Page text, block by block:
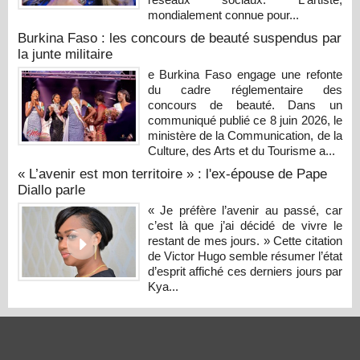
mondialement connue pour...
Burkina Faso : les concours de beauté suspendus par
la junte militaire
e Burkina Faso engage une refonte
du cadre réglementaire des
concours de beauté. Dans un
communiqué publié ce 8 juin 2026, le
ministère de la Communication, de la
Culture, des Arts et du Tourisme a...
« L’avenir est mon territoire » : l'ex-épouse de Pape
Diallo parle
« Je préfère l’avenir au passé, car
c’est là que j’ai décidé de vivre le
restant de mes jours. » Cette citation
de Victor Hugo semble résumer l’état
d’esprit affiché ces derniers jours par
Kya...